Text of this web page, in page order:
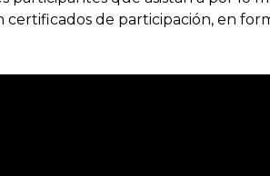
certificados de participación, en